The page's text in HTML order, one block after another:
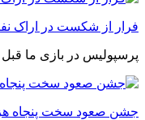
فرار از شکست در اراک
پرسپولیس در بازی ما
جشن صعود سخت پنجاه